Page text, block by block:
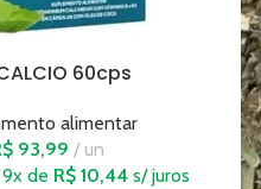
60cps
alimentar
93,99
un
de R$ 10,44 s/ juros